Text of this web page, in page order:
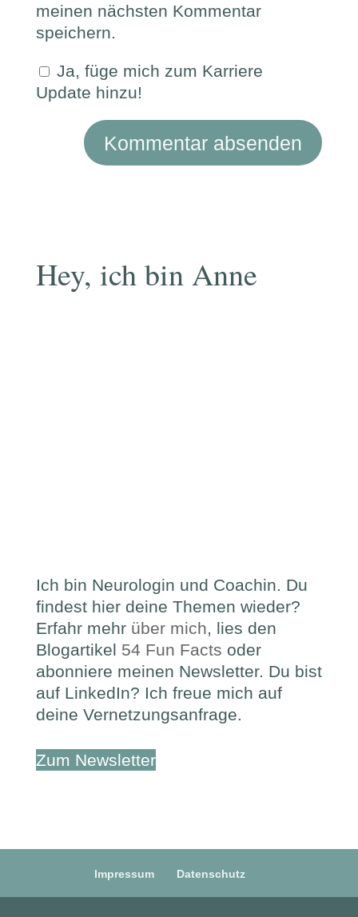
meinen nächsten Kommentar
speichern.
Ja, füge mich zum Karriere
Update hinzu!
Hey, ich bin Anne
Ich bin Neurologin und Coachin. Du
findest hier deine Themen wieder?
Erfahr mehr über mich, lies den
Blogartikel 54 Fun Facts oder
abonniere meinen Newsletter. Du bist
auf LinkedIn? Ich freue mich auf
deine Vernetzungsanfrage.
Zum Newsletter
Impressum Datenschutz